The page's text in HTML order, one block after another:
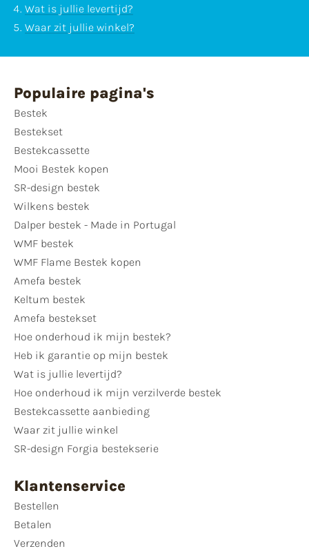
Wat is jullie levertijd?
Waar zit jullie winkel?
Populaire pagina's
Bestek
Bestekset
Bestekcassette
Mooi Bestek kopen
SR-design bestek
Wilkens bestek
Dalper bestek - Made in Portugal
WMF bestek
WMF Flame Bestek kopen
Amefa bestek
Keltum bestek
Amefa bestekset
Hoe onderhoud ik mijn bestek?
Heb ik garantie op mijn bestek
Wat is jullie levertijd?
Hoe onderhoud ik mijn verzilverde bestek
Bestekcassette aanbieding
Waar zit jullie winkel
SR-design Forgia bestekserie
Klantenservice
Bestellen
Betalen
Verzenden